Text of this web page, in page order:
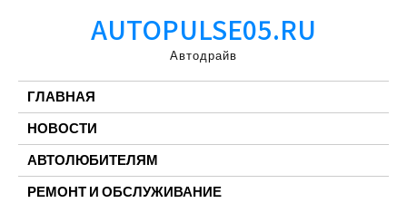
AUTOPULSE05.RU
Автодрайв
ГЛАВНАЯ
НОВОСТИ
АВТОЛЮБИТЕЛЯМ
РЕМОНТ И ОБСЛУЖИВАНИЕ